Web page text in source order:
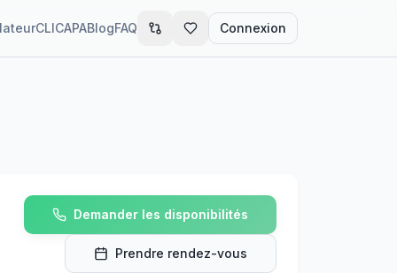
CLICAPABlogFAQ Connexion
Demander les disponibilités
Prendre rendez-vous